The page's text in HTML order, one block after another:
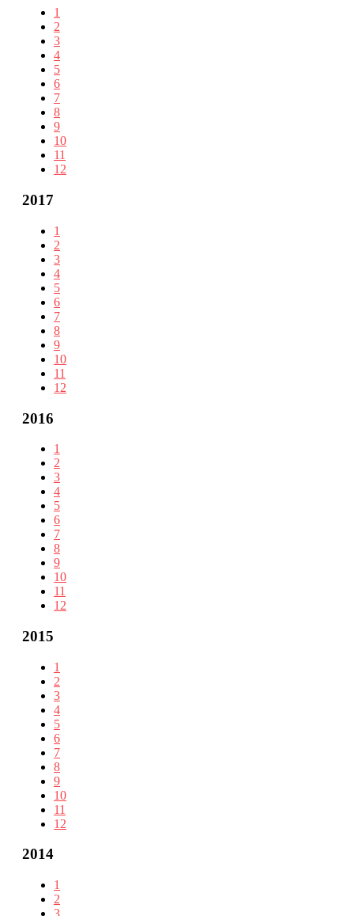
1
2
3
4
5
6
7
8
9
10
11
12
2017
1
2
3
4
5
6
7
8
9
10
11
12
2016
1
2
3
4
5
6
7
8
9
10
11
12
2015
1
2
3
4
5
6
7
8
9
10
11
12
2014
1
2